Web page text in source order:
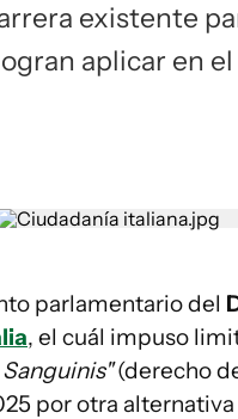
existente
aplicar en
parlamentario del
, el cuál impuso
Sanguinis"(derecho
por otra